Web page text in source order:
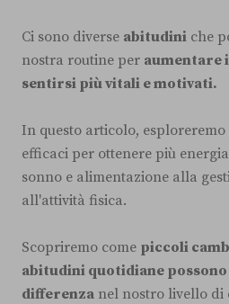
Ci sono diverse abitudini che
nostra routine per aumentare
sentirsi più vitali e motivati.
In questo articolo,
efficaci per ottenere più
sonno e alimentazione alla
all'attività fisica.
Scopriremo come piccoli
abitudini quotidiane
differenza nel nostro livello di